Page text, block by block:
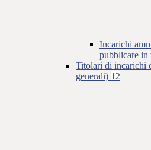
Incarichi
pubblicare in
Titolari di incarichi
generali) 12